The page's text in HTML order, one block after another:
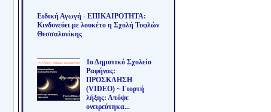
Ειδική Αγωγή - ΕΠΙΚΑΙΡΟΤΗΤΑ:
Κινδυνεύει με λουκέτο η Σχολή Τυφλών
Θεσσαλονίκης
1ο Δημοτικό Σχολείο
Ραφήνας:
ΠΡΟΣΚΛΗΣΗ
(VIDEO) ~ Γιορτή
λήξης: Απόψε
ονειρεύτηκα...